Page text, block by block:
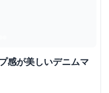
感が美しいデニムマ